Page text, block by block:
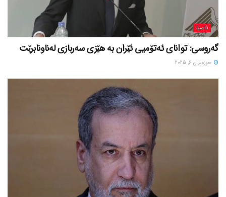
ئاسیا
گەروسی: توانای ئەتۆمیی ئێران بە هێزی سەربازی لەناونابرێت
حوزه‌یران 6, 2025